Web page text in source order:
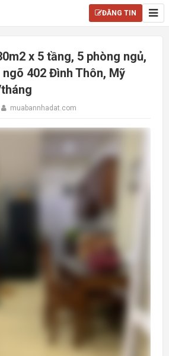
ĐĂNG TIN
x 5 tầng, 5 phòng ngủ,
402 Đình Thôn, Mỹ
muabannhadat.com